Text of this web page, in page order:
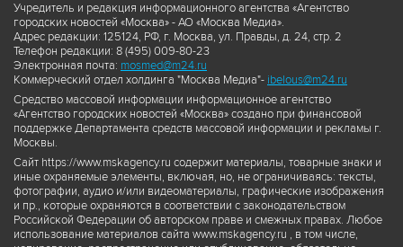
Учредитель и редакция информационного агентства «Агентство
городских новостей «Москва» - АО «Москва Медиа».
Адрес редакции: 125124, РФ, г. Москва, ул. Правды, д. 24, стр. 2
Телефон редакции: 8 (495) 009-80-23
Электронная почта: mosmed@m24.ru
Коммерческий отдел холдинга "Москва Медиа"- ibelous@m24.ru
Средство массовой информации информационное агентство
«Агентство городских новостей «Москва» создано при финансовой
поддержке Департамента средств массовой информации и рекламы г.
Москвы.
Сайт https://www.mskagency.ru содержит материалы, товарные знаки и
иные охраняемые элементы, включая, но, не ограничиваясь: тексты,
фотографии, аудио и/или видеоматериалы, графические изображения
и пр., которые охраняются в соответствии с законодательством
Российской Федерации об авторском праве и смежных правах. Любое
использование материалов сайта www.mskagency.ru , в том числе,